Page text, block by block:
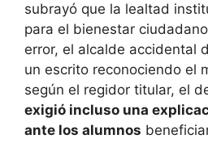
subrayó que la lealtad
para el bienestar
error, el alcalde accidental
un escrito reconociendo el
según el regidor titular, el
exigió incluso una
ante los alumnos